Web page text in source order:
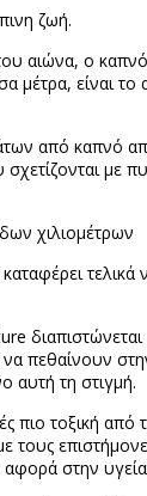
ζωή.
αιώνα, ο
μέτρα, είναι
από καπνό
με
χιλιομέτρων
τελικά
πεθαίνουν
αυτή τη στιγμή.
πιο τοξική από
τους
στην